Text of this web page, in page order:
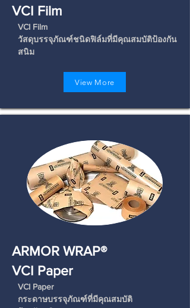
VCI Film
VCI Film
วัสดุบรรจุภัณฑ์ชนิดฟิล์มที่มีคุณสมบัติป้องกัน
สนิม
View More
ARMOR WRAP®
VCI Paper
VCI Paper
กระดาษบรรจุภัณฑ์ที่มีคุณสมบัติ